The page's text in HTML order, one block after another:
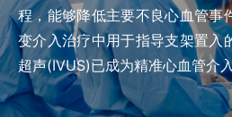
程，能够降低主要不良心血管事
变介入治疗中用于指导支架置入
超声(IVUS)已成为精准心血管介